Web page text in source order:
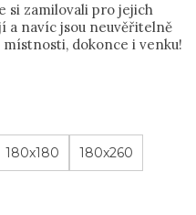
si zamilovali pro jejich
a navíc jsou neuvěřitelně
dokonce i venku!
180x180 180x260